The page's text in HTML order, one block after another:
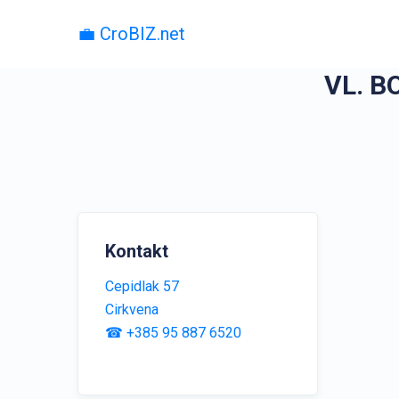
💼 CroBIZ.net
VL.
Kontakt
Cepidlak 57
Cirkvena
☎ +385 95 887 6520